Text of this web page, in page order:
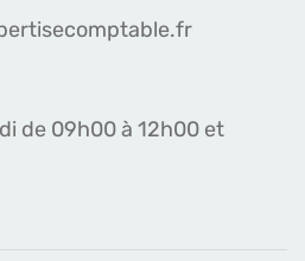
de 09h00 à 12h00 et